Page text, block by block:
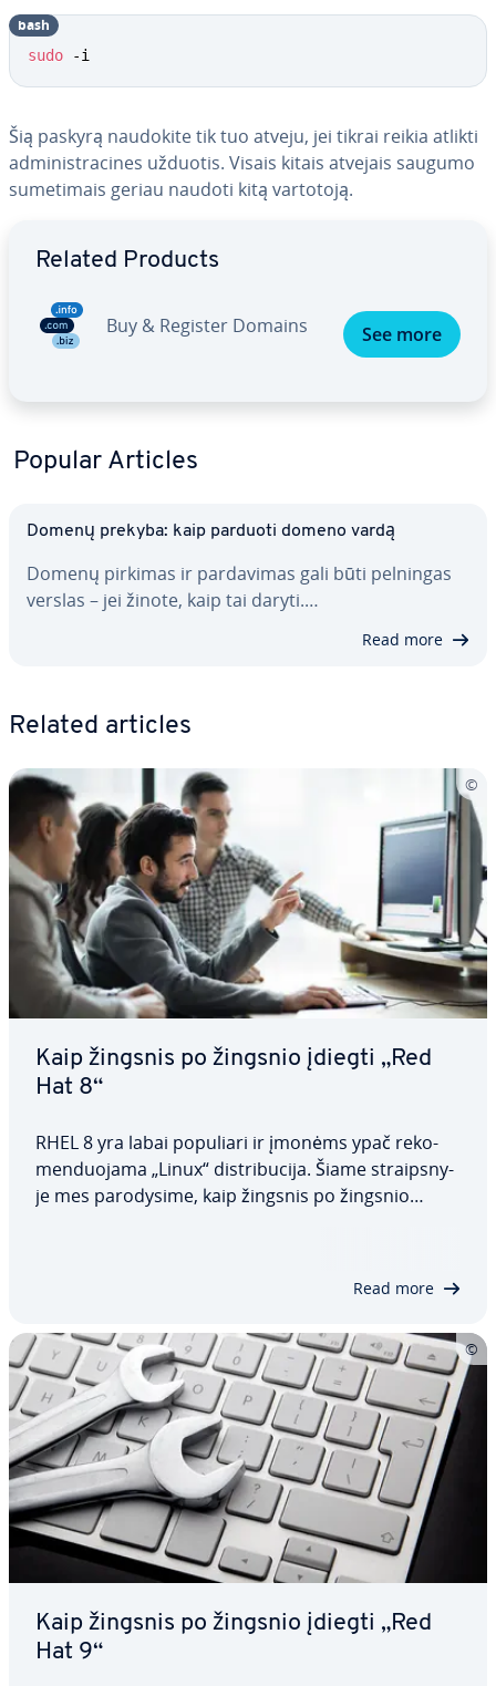
sudo -i
bash
Šią paskyrą naudokite tik tuo atveju, jei tikrai reikia atlikti
ad­mi­nist­ra­ci­nes užduotis. Visais kitais atvejais saugumo
su­me­ti­mais geriau naudoti kitą vartotoją.
Related Products
Buy & Register Domains See more
Popular Articles
Domenų prekyba: kaip parduoti domeno vardą
Domenų pirkimas ir par­da­vi­mas gali būti pelningas
verslas – jei žinote, kaip tai daryti.…
Read more
Related articles
Kaip žingsnis po žingsnio įdiegti „Red
Hat 8“
RHEL 8 yra labai populiari ir įmonėms ypač re­ko­
men­duo­ja­ma „Linux“ dist­ri­bu­ci­ja. Šiame straips­ny­
je mes pa­ro­dy­si­me, kaip žingsnis po žingsnio
Read more
Kaip žingsnis po žingsnio įdiegti „Red
Hat 9“